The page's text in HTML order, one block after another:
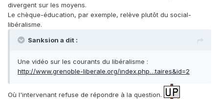
divergent sur les moyens.
Le chèque-éducation, par exemple, relève plutôt du social-
libéralisme.
Sanksion a dit :
Une vidéo sur les courants du libéralisme :
http://www.grenoble-liberale.org/index.php…taires&id=2
Où l'intervenant refuse de répondre à la question.